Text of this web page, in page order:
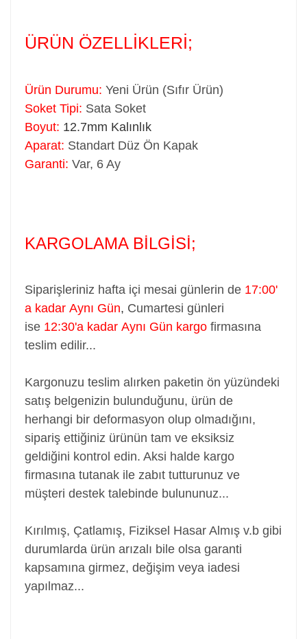
ÜRÜN ÖZELLİKLERİ;
Ürün Durumu: Yeni Ürün (Sıfır Ürün)
Soket Tipi: Sata Soket
Boyut: 12.7mm Kalınlık
Aparat: Standart Düz Ön Kapak
Garanti: Var, 6 Ay
KARGOLAMA BİLGİSİ;
Siparişleriniz hafta içi mesai günlerin de 17:00'
a kadar Aynı Gün, Cumartesi günleri
ise 12:30'a kadar Aynı Gün kargo firmasına
teslim edilir...
Kargonuzu teslim alırken paketin ön yüzündeki
satış belgenizin bulunduğunu, ürün de
herhangi bir deformasyon olup olmadığını,
sipariş ettiğiniz ürünün tam ve eksiksiz
geldiğini kontrol edin. Aksi halde kargo
firmasına tutanak ile zabıt tutturunuz ve
müşteri destek talebinde bulununuz...
Kırılmış, Çatlamış, Fiziksel Hasar Almış v.b gibi
durumlarda ürün arızalı bile olsa garanti
kapsamına girmez, değişim veya iadesi
yapılmaz...